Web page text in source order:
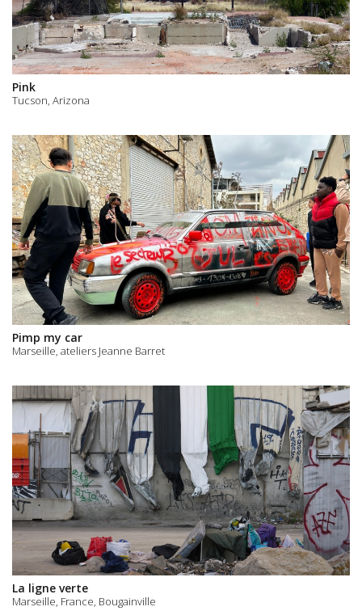
Pink
Tucson, Arizona
Pimp my car
Marseille, ateliers Jeanne Barret
La ligne verte
Marseille, France, Bougainville